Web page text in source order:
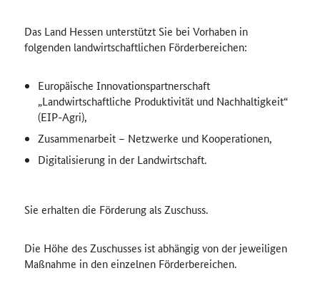
Das Land Hessen unterstützt Sie bei Vorhaben in
folgenden landwirtschaftlichen Förderbereichen:
Europäische Innovationspartnerschaft
„Landwirtschaftliche Produktivität und Nachhaltigkeit“
(EIP-Agri),
Zusammenarbeit – Netzwerke und Kooperationen,
Digitalisierung in der Landwirtschaft.
Sie erhalten die Förderung als Zuschuss.
Die Höhe des Zuschusses ist abhängig von der jeweiligen
Maßnahme in den einzelnen Förderbereichen.